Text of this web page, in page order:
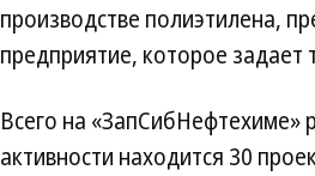
производстве полиэтилена,
предприятие, которое задает
Всего на «ЗапСибНефтехиме»
активности находится 30